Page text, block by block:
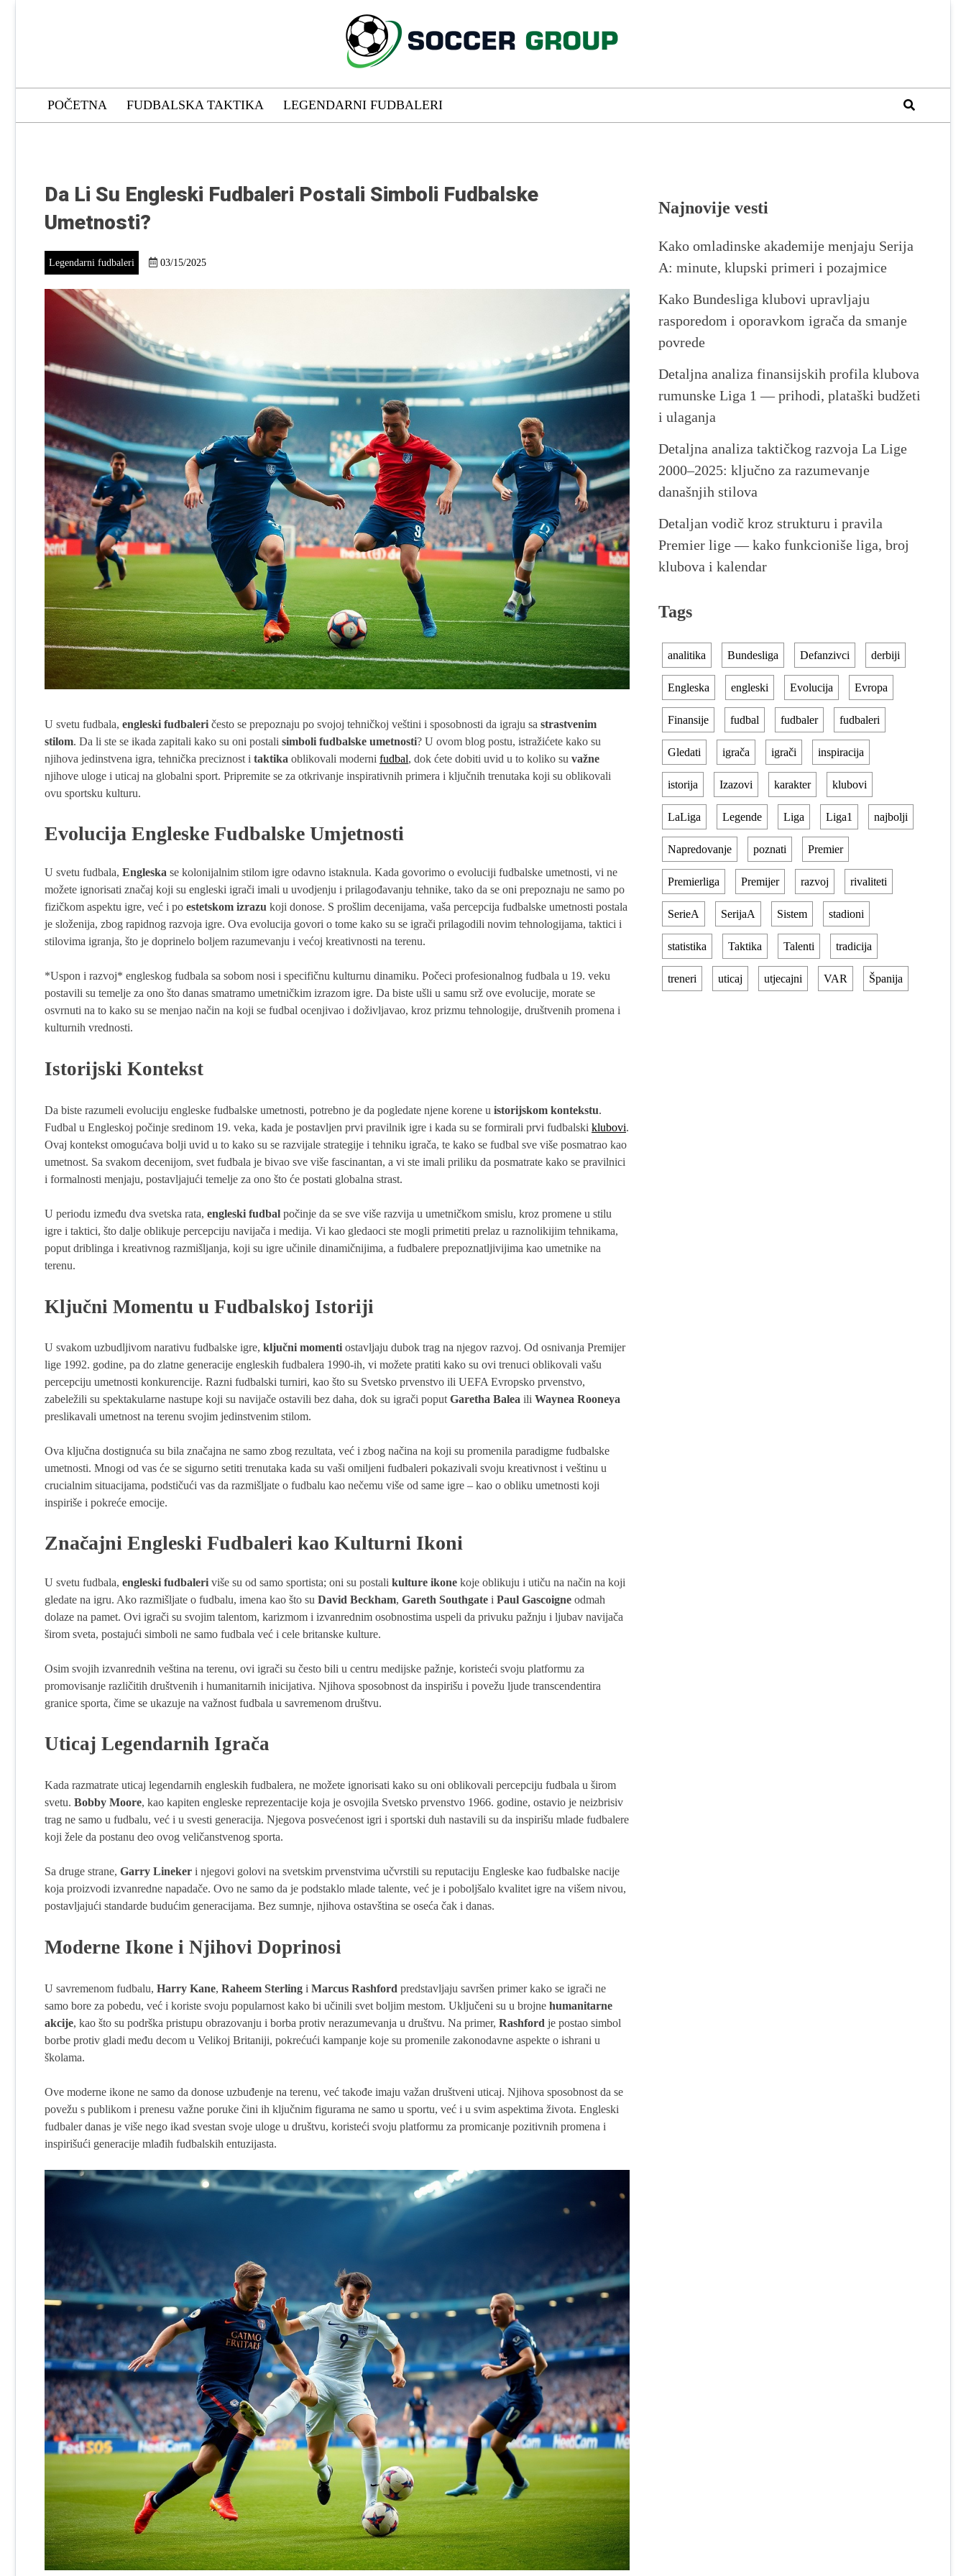
Soccer Group
POČETNA FUDBALSKA TAKTIKA LEGENDARNI FUDBALERI
Da Li Su Engleski Fudbaleri Postali Simboli Fudbalske
Umetnosti?
Legendarni fudbaleri 03/15/2025
U svetu fudbala, engleski fudbaleri često se prepoznaju po svojoj tehničkoj veštini i sposobnosti da igraju sa strastvenim
stilom. Da li ste se ikada zapitali kako su oni postali simboli fudbalske umetnosti? U ovom blog postu, istražićete kako su
njihova jedinstvena igra, tehnička preciznost i taktika oblikovali moderni fudbal, dok ćete dobiti uvid u to koliko su važne
njihove uloge i uticaj na globalni sport. Pripremite se za otkrivanje inspirativnih primera i ključnih trenutaka koji su oblikovali
ovu sportsku kulturu.
Evolucija Engleske Fudbalske Umjetnosti
U svetu fudbala, Engleska se kolonijalnim stilom igre odavno istaknula. Kada govorimo o evoluciji fudbalske umetnosti, vi ne
možete ignorisati značaj koji su engleski igrači imali u uvodjenju i prilagođavanju tehnike, tako da se oni prepoznaju ne samo po
fizičkom aspektu igre, već i po estetskom izrazu koji donose. S prošlim decenijama, vaša percepcija fudbalske umetnosti postala
je složenija, zbog rapidnog razvoja igre. Ova evolucija govori o tome kako su se igrači prilagodili novim tehnologijama, taktici i
stilovima igranja, što je doprinelo boljem razumevanju i većoj kreativnosti na terenu.
*Uspon i razvoj* engleskog fudbala sa sobom nosi i specifičnu kulturnu dinamiku. Počeci profesionalnog fudbala u 19. veku
postavili su temelje za ono što danas smatramo umetničkim izrazom igre. Da biste ušli u samu srž ove evolucije, morate se
osvrnuti na to kako su se menjao način na koji se fudbal ocenjivao i doživljavao, kroz prizmu tehnologije, društvenih promena i
kulturnih vrednosti.
Istorijski Kontekst
Da biste razumeli evoluciju engleske fudbalske umetnosti, potrebno je da pogledate njene korene u istorijskom kontekstu.
Fudbal u Engleskoj počinje sredinom 19. veka, kada je postavljen prvi pravilnik igre i kada su se formirali prvi fudbalski klubovi.
Ovaj kontekst omogućava bolji uvid u to kako su se razvijale strategije i tehniku igrača, te kako se fudbal sve više posmatrao kao
umetnost. Sa svakom decenijom, svet fudbala je bivao sve više fascinantan, a vi ste imali priliku da posmatrate kako se pravilnici
i formalnosti menjaju, postavljajući temelje za ono što će postati globalna strast.
U periodu između dva svetska rata, engleski fudbal počinje da se sve više razvija u umetničkom smislu, kroz promene u stilu
igre i taktici, što dalje oblikuje percepciju navijača i medija. Vi kao gledaoci ste mogli primetiti prelaz u raznolikijim tehnikama,
poput driblinga i kreativnog razmišljanja, koji su igre učinile dinamičnijima, a fudbalere prepoznatljivijima kao umetnike na
terenu.
Ključni Momentu u Fudbalskoj Istoriji
U svakom uzbudljivom narativu fudbalske igre, ključni momenti ostavljaju dubok trag na njegov razvoj. Od osnivanja Premijer
lige 1992. godine, pa do zlatne generacije engleskih fudbalera 1990-ih, vi možete pratiti kako su ovi trenuci oblikovali vašu
percepciju umetnosti konkurencije. Razni fudbalski turniri, kao što su Svetsko prvenstvo ili UEFA Evropsko prvenstvo,
zabeležili su spektakularne nastupe koji su navijače ostavili bez daha, dok su igrači poput Garetha Balea ili Waynea Rooneya
preslikavali umetnost na terenu svojim jedinstvenim stilom.
Ova ključna dostignuća su bila značajna ne samo zbog rezultata, već i zbog načina na koji su promenila paradigme fudbalske
umetnosti. Mnogi od vas će se sigurno setiti trenutaka kada su vaši omiljeni fudbaleri pokazivali svoju kreativnost i veštinu u
crucialnim situacijama, podstičući vas da razmišljate o fudbalu kao nečemu više od same igre – kao o obliku umetnosti koji
inspiriše i pokreće emocije.
Značajni Engleski Fudbaleri kao Kulturni Ikoni
U svetu fudbala, engleski fudbaleri više su od samo sportista; oni su postali kulture ikone koje oblikuju i utiču na način na koji
gledate na igru. Ako razmišljate o fudbalu, imena kao što su David Beckham, Gareth Southgate i Paul Gascoigne odmah
dolaze na pamet. Ovi igrači su svojim talentom, karizmom i izvanrednim osobnostima uspeli da privuku pažnju i ljubav navijača
širom sveta, postajući simboli ne samo fudbala već i cele britanske kulture.
Osim svojih izvanrednih veština na terenu, ovi igrači su često bili u centru medijske pažnje, koristeći svoju platformu za
promovisanje različitih društvenih i humanitarnih inicijativa. Njihova sposobnost da inspirišu i povežu ljude transcendentira
granice sporta, čime se ukazuje na važnost fudbala u savremenom društvu.
Uticaj Legendarnih Igrača
Kada razmatrate uticaj legendarnih engleskih fudbalera, ne možete ignorisati kako su oni oblikovali percepciju fudbala u širom
svetu. Bobby Moore, kao kapiten engleske reprezentacije koja je osvojila Svetsko prvenstvo 1966. godine, ostavio je neizbrisiv
trag ne samo u fudbalu, već i u svesti generacija. Njegova posvećenost igri i sportski duh nastavili su da inspirišu mlade fudbalere
koji žele da postanu deo ovog veličanstvenog sporta.
Sa druge strane, Garry Lineker i njegovi golovi na svetskim prvenstvima učvrstili su reputaciju Engleske kao fudbalske nacije
koja proizvodi izvanredne napadače. Ovo ne samo da je podstaklo mlade talente, već je i poboljšalo kvalitet igre na višem nivou,
postavljajući standarde budućim generacijama. Bez sumnje, njihova ostavština se oseća čak i danas.
Moderne Ikone i Njihovi Doprinosi
U savremenom fudbalu, Harry Kane, Raheem Sterling i Marcus Rashford predstavljaju savršen primer kako se igrači ne
samo bore za pobedu, već i koriste svoju popularnost kako bi učinili svet boljim mestom. Uključeni su u brojne humanitarne
akcije, kao što su podrška pristupu obrazovanju i borba protiv nerazumevanja u društvu. Na primer, Rashford je postao simbol
borbe protiv gladi među decom u Velikoj Britaniji, pokrećući kampanje koje su promenile zakonodavne aspekte o ishrani u
školama.
Ove moderne ikone ne samo da donose uzbuđenje na terenu, već takođe imaju važan društveni uticaj. Njihova sposobnost da se
povežu s publikom i prenesu važne poruke čini ih ključnim figurama ne samo u sportu, već i u svim aspektima života. Engleski
fudbaler danas je više nego ikad svestan svoje uloge u društvu, koristeći svoju platformu za promicanje pozitivnih promena i
inspirišući generacije mlađih fudbalskih entuzijasta.
Najnovije vesti
Kako omladinske akademije menjaju Serija
A: minute, klupski primeri i pozajmice
Kako Bundesliga klubovi upravljaju
rasporedom i oporavkom igrača da smanje
povrede
Detaljna analiza finansijskih profila klubova
rumunske Liga 1 — prihodi, plataški budžeti
i ulaganja
Detaljna analiza taktičkog razvoja La Lige
2000–2025: ključno za razumevanje
današnjih stilova
Detaljan vodič kroz strukturu i pravila
Premier lige — kako funkcioniše liga, broj
klubova i kalendar
Tags
analitika Bundesliga Defanzivci derbiji
Engleska engleski Evolucija Evropa
Finansije fudbal fudbaler fudbaleri
Gledati igrača igrači inspiracija
istorija Izazovi karakter klubovi
LaLiga Legende Liga Liga1 najbolji
Napredovanje poznati Premier
Premierliga Premijer razvoj rivaliteti
SerieA SerijaA Sistem stadioni
statistika Taktika Talenti tradicija
treneri uticaj utjecajni VAR Španija